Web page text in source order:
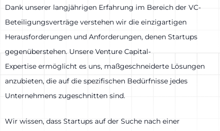
Dank unserer langjährigen Erfahrung im Bereich der VC-
Beteiligungsverträge verstehen wir die einzigartigen
Herausforderungen und Anforderungen, denen Startups
gegenüberstehen. Unsere Venture Capital-
Expertise ermöglicht es uns, maßgeschneiderte Lösungen
anzubieten, die auf die spezifischen Bedürfnisse jedes
Unternehmens zugeschnitten sind.
Wir wissen, dass Startups auf der Suche nach einer